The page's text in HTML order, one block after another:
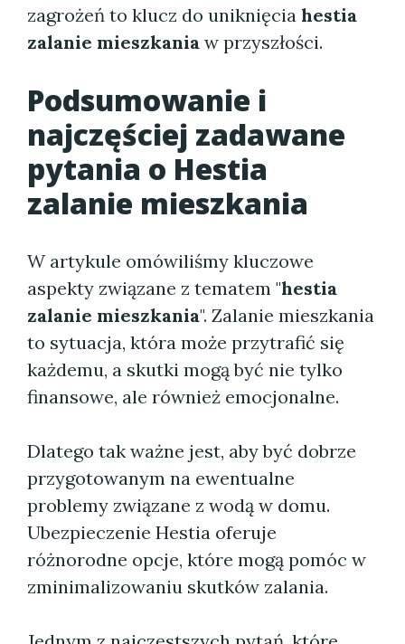
zagrożeń to klucz do uniknięcia hestia
zalanie mieszkania w przyszłości.
Podsumowanie i
najczęściej zadawane
pytania o Hestia
zalanie mieszkania
W artykule omówiliśmy kluczowe
aspekty związane z tematem "hestia
zalanie mieszkania". Zalanie mieszkania
to sytuacja, która może przytrafić się
każdemu, a skutki mogą być nie tylko
finansowe, ale również emocjonalne.
Dlatego tak ważne jest, aby być dobrze
przygotowanym na ewentualne
problemy związane z wodą w domu.
Ubezpieczenie Hestia oferuje
różnorodne opcje, które mogą pomóc w
zminimalizowaniu skutków zalania.